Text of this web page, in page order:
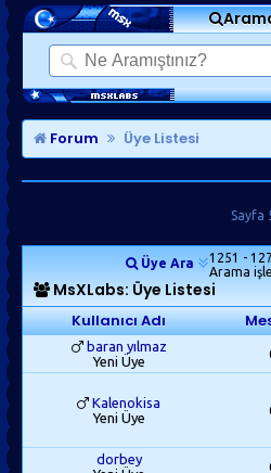
SORU-CEVAP
GÜNLÜKLER
SON MESAJLAR
KISAYOLLAR
Forum Üye Listesi
Sayfa
1251 -
Arama
Üye Ara
MsXLabs: Üye Listesi
Kullanıcı Adı
baran yılmaz
Yeni Üye
Kalenokisa
Yeni Üye
dorbey